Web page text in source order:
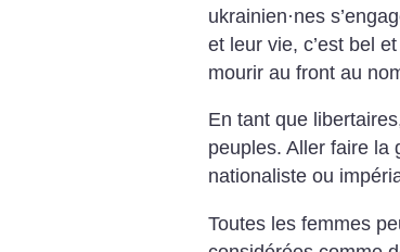
ukrainien·nes
et leur vie, c’est bel
mourir au front au
En tant que
peuples. Aller faire la
nationaliste ou
Toutes les femmes